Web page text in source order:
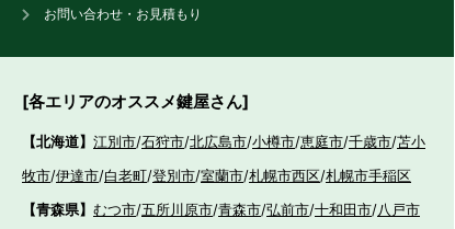
お問い合わせ・お見積もり
[各エリアのオススメ鍵屋さん]
【北海道】 江別市/石狩市/北広島市/小樽市/恵庭市/千歳市/苫小
牧市/伊達市/白老町/登別市/室蘭市/札幌市西区/札幌市手稲区
【青森県】 むつ市/五所川原市/青森市/弘前市/十和田市/八戸市